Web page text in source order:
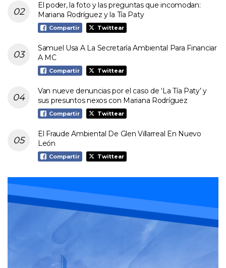
El poder, la foto y las preguntas que incomodan:
Mariana Rodríguez y la Tía Paty
Compartir Twittear
Samuel Usa A La Secretaría Ambiental Para Financiar
A MC
Compartir Twittear
Van nueve denuncias por el caso de ‘La Tía Paty’ y
sus presuntos nexos con Mariana Rodríguez
Compartir Twittear
El Fraude Ambiental De Glen Villarreal En Nuevo
León
Compartir Twittear